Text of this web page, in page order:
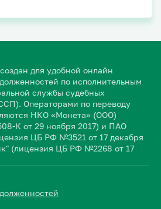
для удобной онлайн
по исполнительным
службы судебных
Операторами по переводу
НКО «Монета» (ООО)
К от 29 ноября 2017) и ПАО
ЦБ РФ №3521 от 17 декабря
(лицензия ЦБ РФ №2268 от 17